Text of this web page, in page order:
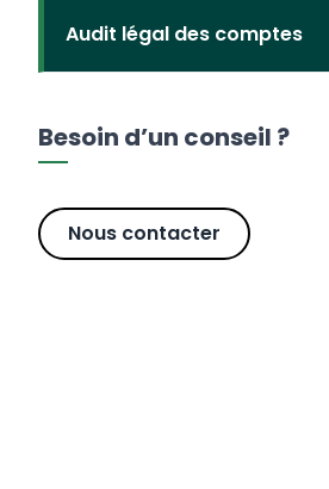
Audit légal des comptes
Besoin d’un conseil ?
Nous contacter